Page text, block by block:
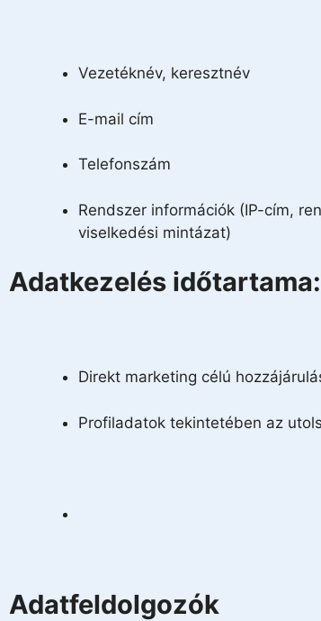
Vezetéknév, keresztnév
E-mail cím
Telefonszám
Rendszer információk (IP-cím,
viselkedési mintázat)
Adatkezelés időtartama:
Direkt marketing célú
Profiladatok tekintetében az
Adatfeldolgozók